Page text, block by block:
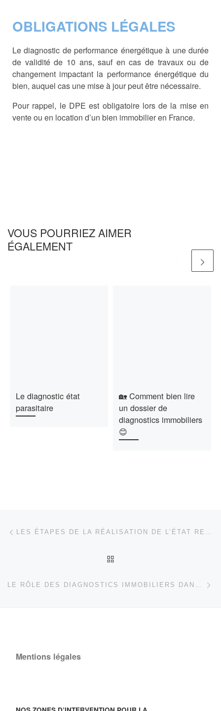
OBLIGATIONS LÉGALES
Le diagnostic de performance énergétique à une durée
de validité de 10 ans, sauf en cas de travaux ou de
changement impactant la performance énergétique du
bien, auquel cas une mise à jour peut être nécessaire.
Pour rappel, le DPE est obligatoire lors de la mise en
vente ou en location d’un bien immobilier en France.
VOUS POURRIEZ AIMER
ÉGALEMENT
Le diagnostic état
parasitaire
🏡 Comment bien lire
un dossier de
diagnostics immobiliers
😊
Parcourir les articles LES ÉTAPES DE LA RÉALISATION DE L’ÉTAT RELATIF À LA PRÉSENCE DE TERMITES (DIAGNOSTIC TERMITES)
LE RÔLE DES DIAGNOSTICS IMMOBILIERS DANS LA VALORISATION DES BIENS
Mentions légales